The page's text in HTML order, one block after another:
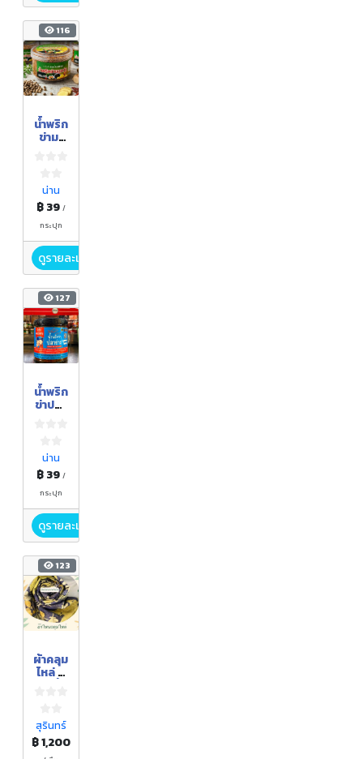
116
น้ำพริก
ข่ามะ
น่าน
฿ 39 /
กระปุก
ดูรายละเอียด
127
น้ำพริก
ข่าปลา
น่าน
฿ 39 /
กระปุก
ดูรายละเอียด
123
ผ้าคลุม
ไหล่ อี
สุรินทร์
฿ 1,200